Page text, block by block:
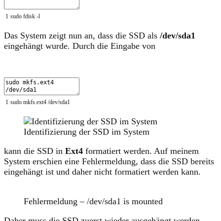
1 sudo fdisk -l
Das System zeigt nun an, dass die SSD als /dev/sda1
eingehängt wurde. Durch die Eingabe von
1 sudo mkfs.ext4 /dev/sda1
Identifizierung der SSD im System
kann die SSD in Ext4 formatiert werden. Auf meinem
System erschien eine Fehlermeldung, dass die SSD bereits
eingehängt ist und daher nicht formatiert werden kann.
Fehlermeldung – /dev/sda1 is mounted